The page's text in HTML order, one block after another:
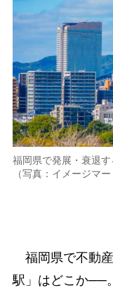
福岡県で発展・衰退
（写真：イメージマー
福岡県で不動
駅」はどこか──